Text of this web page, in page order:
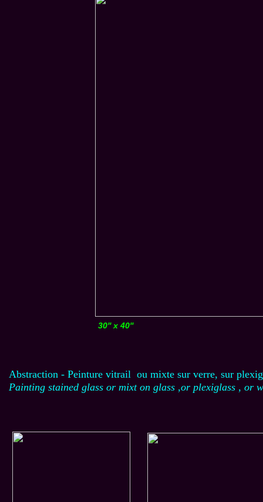
Abstraction - Peinture vitrail ou mixte sur verre, sur
Painting stained glass or mixt on glass ,or plexiglass , or
30'' x 40''